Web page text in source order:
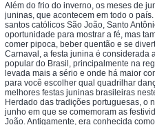
Além do frio do inverno, os meses de
juninas, que acontecem em todo o
santos católicos São João, Santo
oportunidade para mostrar a fé, mas
comer pipoca, beber quentão e se
Carnaval, a festa junina é considerada
popular do Brasil, principalmente na
levada mais a sério e onde há maior
para você escolher qual quadrilhar
melhores festas juninas brasileiras
Herdado das tradições portuguesas, o
junho em que se comemoram as
João. Antigamente, era conhecida